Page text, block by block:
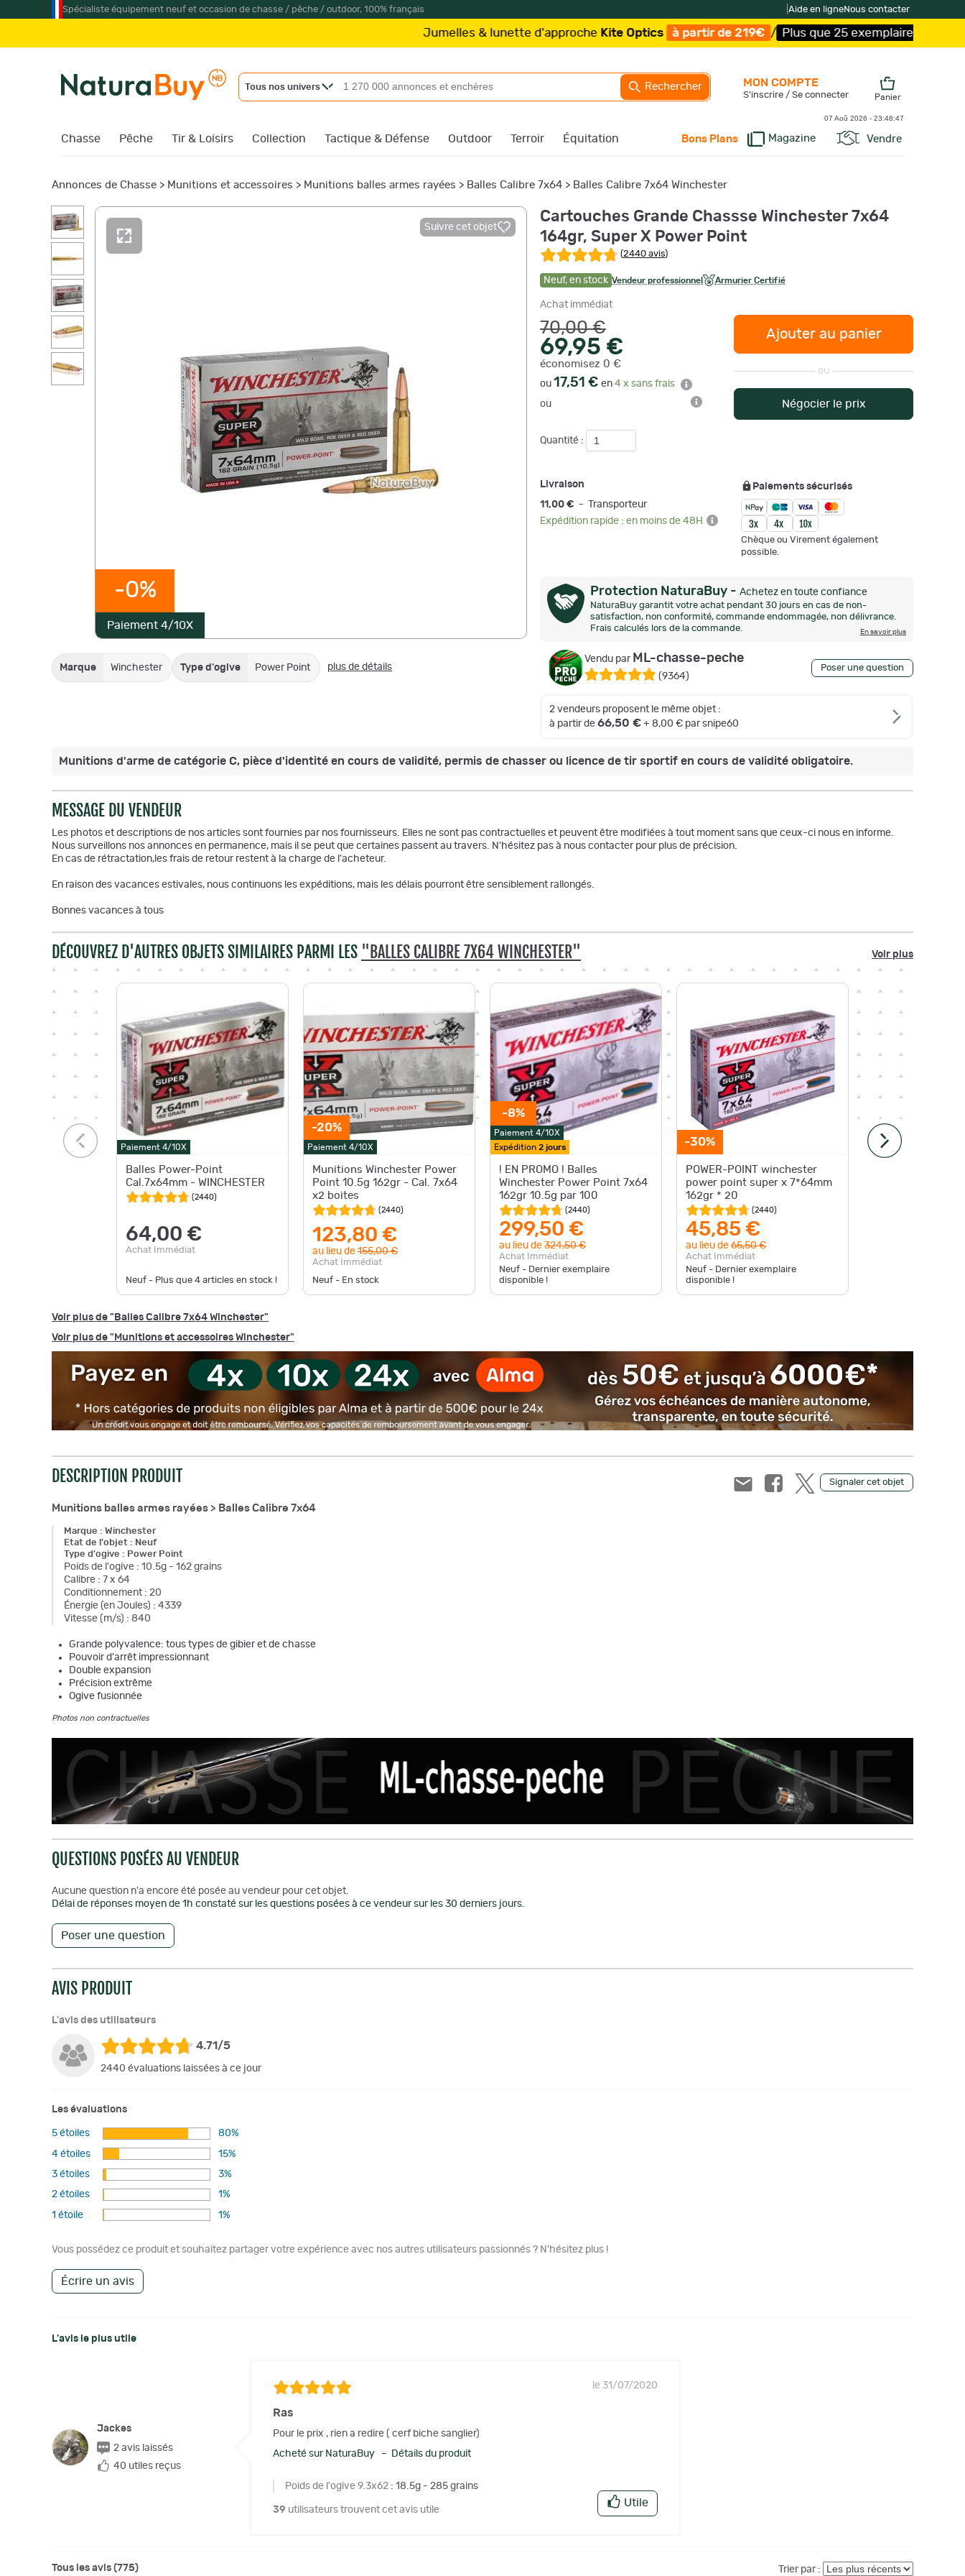
Spécialiste équipement neuf et occasion de chasse / pêche / outdoor, 100% français Aide en ligneNous contacter
Jumelles & lunette d'approcheKite Optics à partir de 219€ / Plus que 25 exemplaires ! /Livraison offerte et
Tous nos univers Rechercher
Chasse Pêche Tir & Loisirs Collection Tactique & Défense Outdoor Terroir Équitation Bons Plans Magazine Vendre
MON COMPTE
S'inscrire / Se connecter Panier
07 Aoû 2026 - 23:48:48
Annonces de Chasse > Munitions et accessoires > Munitions balles armes rayées > Balles Calibre 7x64 > Balles Calibre 7x64 Winchester
-0%
Paiement 4/10X
Suivre cet objet
Marque Winchester Type d'ogive Power Point plus de détails
Cartouches Grande Chassse Winchester 7x64
164gr, Super X Power Point
(2440 avis)
Neuf, en stock Vendeur professionnel Armurier Certifié
Achat immédiat
70,00 €
69,95 €
économisez 0 €
ou 17,51 € en 4 x sans frais
ou
Quantité :
Ajouter au panier
ou
Négocier le prix
Livraison
11,00 € - Transporteur
Expédition rapide : en moins de 48H
Paiements sécurisés
Chèque ou Virement également
possible.
Protection NaturaBuy - Achetez en toute confiance
NaturaBuy garantit votre achat pendant 30 jours en cas de non-
satisfaction, non conformité, commande endommagée, non délivrance.
Frais calculés lors de la commande.
En savoir plus
Vendu par ML-chasse-peche
(9364)
Poser une question
2 vendeurs proposent le même objet :
à partir de 66,50 € + 8,00 € par snipe60
Munitions d'arme de catégorie C, pièce d'identité en cours de validité, permis de chasser ou licence de tir sportif en cours de validité obligatoire.
MESSAGE DU VENDEUR
Les photos et descriptions de nos articles sont fournies par nos fournisseurs. Elles ne sont pas contractuelles et peuvent être modifiées à tout moment sans que ceux-ci nous en informe.
Nous surveillons nos annonces en permanence, mais il se peut que certaines passent au travers. N'hésitez pas à nous contacter pour plus de précision.
En cas de rétractation,les frais de retour restent à la charge de l'acheteur.
En raison des vacances estivales, nous continuons les expéditions, mais les délais pourront être sensiblement rallongés.
Bonnes vacances à tous
DÉCOUVREZ D'AUTRES OBJETS SIMILAIRES PARMI LES "BALLES CALIBRE 7X64 WINCHESTER" Voir plus
Paiement 4/10X
Balles Power-Point
Cal.7x64mm - WINCHESTER
(2440)
64,00 €
Achat Immédiat
Neuf - Plus que 4 articles en stock !
-20%
Paiement 4/10X
Munitions Winchester Power
Point 10.5g 162gr - Cal. 7x64
x2 boites
(2440)
123,80 €
au lieu de 155,00 €
Achat Immédiat
Neuf - En stock
-8%
Paiement 4/10X
Expédition 2 jours
! EN PROMO ! Balles
Winchester Power Point 7x64
162gr 10.5g par 100
(2440)
299,50 €
au lieu de 324,50 €
Achat Immédiat
Neuf - Dernier exemplaire
disponible !
-30%
POWER-POINT winchester
power point super x 7*64mm
162gr * 20
(2440)
45,85 €
au lieu de 65,50 €
Achat Immédiat
Neuf - Dernier exemplaire
disponible !
Voir plus de "Balles Calibre 7x64 Winchester"
Voir plus de "Munitions et accessoires Winchester"
Signaler cet objet
DESCRIPTION PRODUIT
Munitions balles armes rayées > Balles Calibre 7x64
Marque : Winchester
Etat de l'objet : Neuf
Type d'ogive : Power Point
Poids de l'ogive : 10.5g - 162 grains
Calibre : 7 x 64
Conditionnement : 20
Énergie (en Joules) : 4339
Vitesse (m/s) : 840
Grande polyvalence: tous types de gibier et de chasse
Pouvoir d'arrêt impressionnant
Double expansion
Précision extrême
Ogive fusionnée
Photos non contractuelles
QUESTIONS POSÉES AU VENDEUR
Aucune question n'a encore été posée au vendeur pour cet objet.
Délai de réponses moyen de 1h constaté sur les questions posées à ce vendeur sur les 30 derniers jours.
Poser une question
AVIS PRODUIT
L'avis des utilisateurs
4.71/5
2440 évaluations laissées à ce jour
Les évaluations
5 étoiles 80%
4 étoiles 15%
3 étoiles 3%
2 étoiles 1%
1 étoile 1%
Vous possédez ce produit et souhaitez partager votre expérience avec nos autres utilisateurs passionnés ? N'hésitez plus !
Écrire un avis
L'avis le plus utile
Jackes
2 avis laissés
40 utiles reçus
le 31/07/2020
Ras
Pour le prix , rien a redire ( cerf biche sanglier)
Acheté sur NaturaBuy – Détails du produit
Poids de l'ogive 9.3x62 : 18.5g - 285 grains
39 utilisateurs trouvent cet avis utile
Utile
Trier par :
Tous les avis (775)